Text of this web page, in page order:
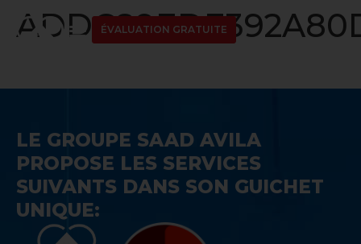
ÉVALUATION GRATUITE
LE GROUPE SAAD AVILA
PROPOSE LES SERVICES
SUIVANTS DANS SON GUICHET
UNIQUE: